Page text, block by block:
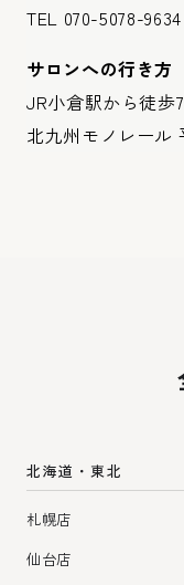
TEL 070-5078-9634
サロンへの行き方
JR小倉駅から徒歩
北九州モノレール
北海道・東北
札幌店
仙台店